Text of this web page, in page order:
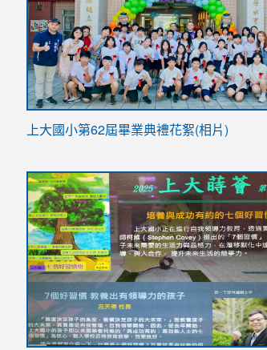
link
YfDQppRvyMk686kIw6SBbssEIZ6WnT/
usp=sharing
上大國小第62屆畢業典禮花絮(相片)
to
https://drive.google.com/file/d/1I-
YfDQppRvyMk686kIw6SBbssEIZ6WnT/
usp=sharing
to
https://sites.google.com/stes.tyc.edu.tw/